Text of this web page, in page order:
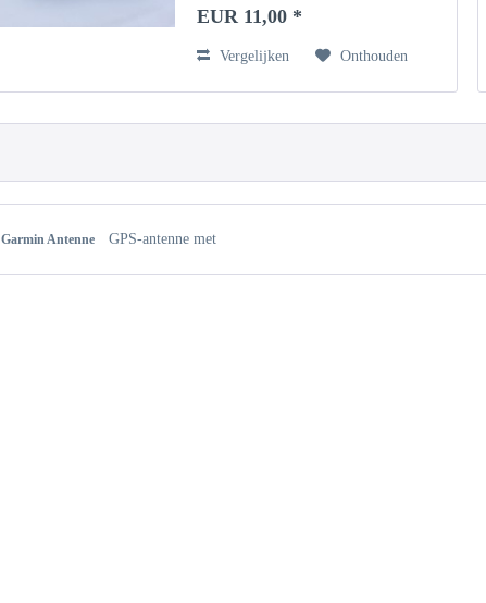
EUR 11,00 *
Vergelijken Onthouden
Garmin Antenne GPS-antenne met